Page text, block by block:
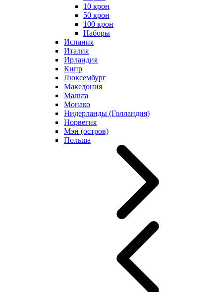
10 крон
50 крон
100 крон
Наборы
Испания
Италия
Ирландия
Кипр
Люксембург
Македония
Мальта
Монако
Нидерланды (Голландия)
Норвегия
Мэн (остров)
Польша